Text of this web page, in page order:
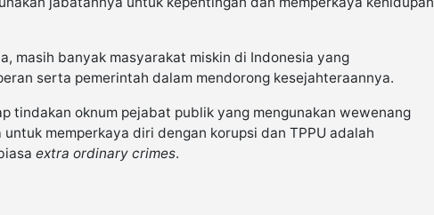
masih banyak masyarakat miskin di Indonesia yang
serta pemerintah dalam mendorong kesejahteraannya.
tindakan oknum pejabat publik yang mengunakan wewenang
memperkaya diri dengan korupsi dan TPPU adalah
extra ordinary crimes.